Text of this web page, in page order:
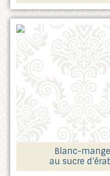
Blanc-
au sucre